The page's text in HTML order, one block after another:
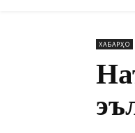
ХАБАРҲО